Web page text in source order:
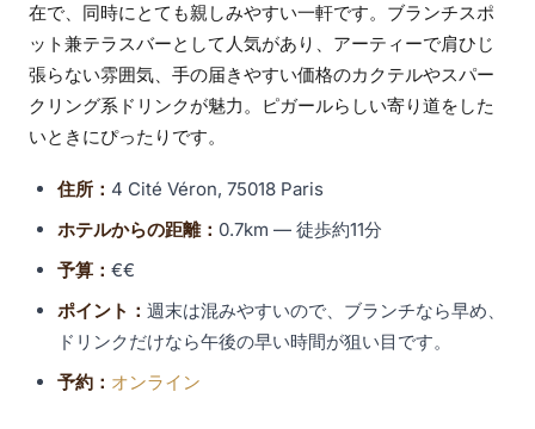
在で、同時にとても親しみやすい一軒です。ブランチスポ
ット兼テラスバーとして人気があり、アーティーで肩ひじ
張らない雰囲気、手の届きやすい価格のカクテルやスパー
クリング系ドリンクが魅力。ピガールらしい寄り道をした
いときにぴったりです。
住所： 4 Cité Véron, 75018 Paris
ホテルからの距離： 0.7km — 徒歩約11分
予算： €€
ポイント： 週末は混みやすいので、ブランチなら早め、
ドリンクだけなら午後の早い時間が狙い目です。
予約： オンライン